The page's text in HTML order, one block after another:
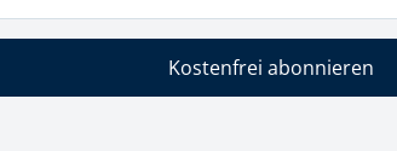
Kostenfrei abonnieren